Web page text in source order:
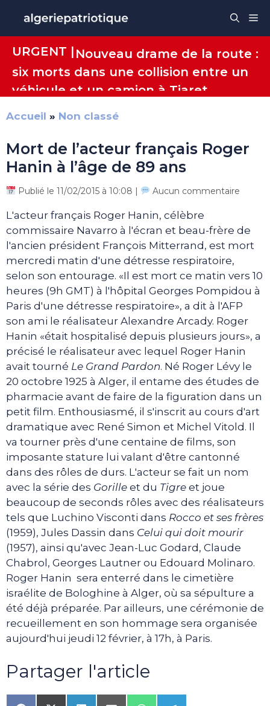
contenu
URGENT | Nouveau drame de la route :
six morts dans une collision entre un
véhicule et un camion à Tiaret
Accueil » Non classé
Mort de l’acteur français Roger
Hanin à l’âge de 89 ans
Publié le 11/02/2015 à 10:08 | Aucun commentaire
L'acteur français Roger Hanin, célèbre
commissaire Navarro à l'écran et beau-frère de
l'ancien président François Mitterrand, est mort
mercredi matin d'une détresse respiratoire,
selon son entourage. «Il est mort ce matin vers 10
heures (9h GMT) à l'hôpital Georges Pompidou à
Paris d'une détresse respiratoire», a dit à l'AFP
son ami le réalisateur Alexandre Arcady. Roger
Hanin «était hospitalisé depuis plusieurs jours», a
précisé le réalisateur avec lequel Roger Hanin
avait tourné Le Grand Pardon. Né Roger Lévy le
20 octobre 1925 à Alger, il entame des études de
pharmacie avant de faire de la figuration dans un
petit film. Enthousiasmé, il s'inscrit au cours d'art
dramatique avec René Simon et Michel Vitold. Il
va tourner près d'une centaine de films, son
imposante stature lui valant d'être cantonné
dans des rôles de durs. L'acteur se fait un nom
avec la série des Gorille et du Tigre et joue
beaucoup de seconds rôles avec des réalisateurs
tels que Luchino Visconti dans Rocco et ses frères
(1959), Jules Dassin dans Celui qui doit mourir
(1957), ainsi qu'avec Jean-Luc Godard, Claude
Chabrol, Georges Lautner ou Edouard Molinaro.
Roger Hanin sera enterré dans le cimetière
israélite de Bologhine à Alger, où sa sépulture a
été déjà préparée. Par ailleurs, une cérémonie de
recueillement en son hommage sera organisée
aujourd'hui jeudi 12 février, à 17h, à Paris.
Partager l'article